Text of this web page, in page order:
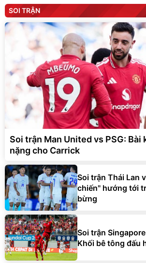
SOI TRẬN
Soi trận Man United vs PSG: Bài
nặng cho Carrick
Soi trận Thái Lan
chiến" hướng tới
bừng
Soi trận
Khối bê tông đấu